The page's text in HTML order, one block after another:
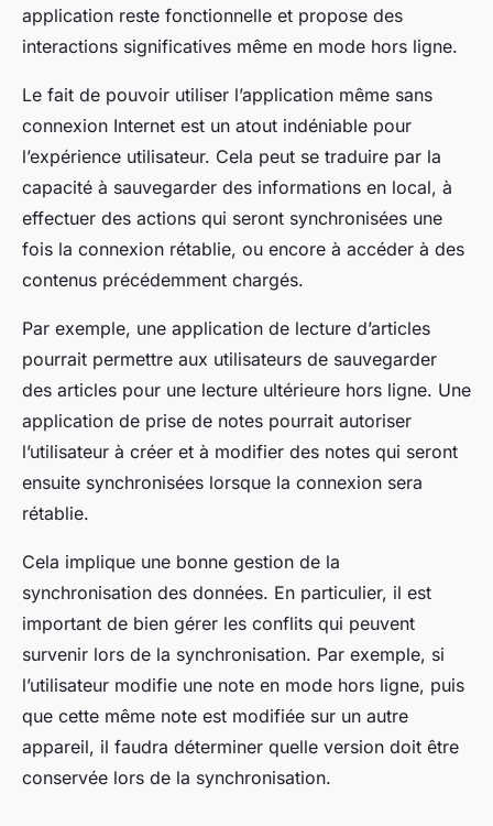
application reste fonctionnelle et propose des
interactions significatives même en mode hors ligne.
Le fait de pouvoir utiliser l’application même sans
connexion Internet est un atout indéniable pour
l’expérience utilisateur. Cela peut se traduire par la
capacité à sauvegarder des informations en local, à
effectuer des actions qui seront synchronisées une
fois la connexion rétablie, ou encore à accéder à des
contenus précédemment chargés.
Par exemple, une application de lecture d’articles
pourrait permettre aux utilisateurs de sauvegarder
des articles pour une lecture ultérieure hors ligne. Une
application de prise de notes pourrait autoriser
l’utilisateur à créer et à modifier des notes qui seront
ensuite synchronisées lorsque la connexion sera
rétablie.
Cela implique une bonne gestion de la
synchronisation des données. En particulier, il est
important de bien gérer les conflits qui peuvent
survenir lors de la synchronisation. Par exemple, si
l’utilisateur modifie une note en mode hors ligne, puis
que cette même note est modifiée sur un autre
appareil, il faudra déterminer quelle version doit être
conservée lors de la synchronisation.